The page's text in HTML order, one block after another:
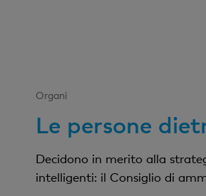
Organi
Le persone
Decidono in merito alla
intelligenti: il Consiglio di